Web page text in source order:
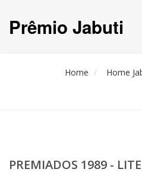
Prêmio Jabuti
Home Home
PREMIADOS 1989 -